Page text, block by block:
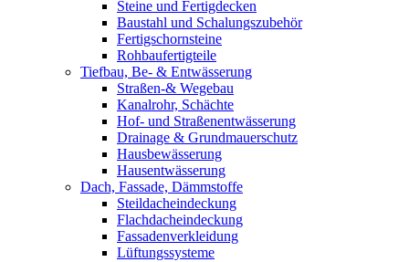
Steine und Fertigdecken
Baustahl und Schalungszubehör
Fertigschornsteine
Rohbaufertigteile
Tiefbau, Be- & Entwässerung
Straßen-& Wegebau
Kanalrohr, Schächte
Hof- und Straßenentwässerung
Drainage & Grundmauerschutz
Hausbewässerung
Hausentwässerung
Dach, Fassade, Dämmstoffe
Steildacheindeckung
Flachdacheindeckung
Fassadenverkleidung
Lüftungssysteme